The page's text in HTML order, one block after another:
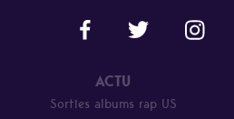
ACTU
Sorties albums rap US